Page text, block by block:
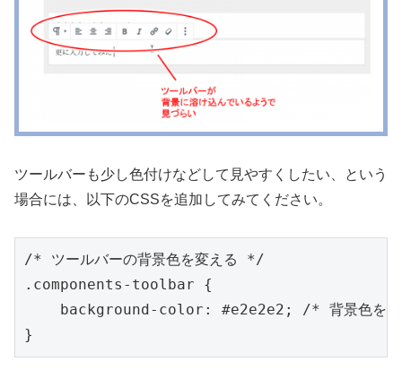
ツールバーも少し色付けなどして見やすくしたい、という
場合には、以下のCSSを追加してみてください。
/* ツールバーの背景色を変える */
.components-toolbar {
background-color: #e2e2e2; /* 背景色を薄
}